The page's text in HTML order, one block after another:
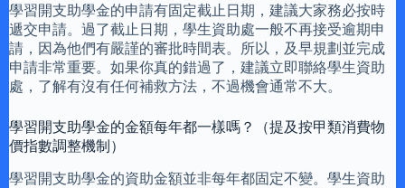
學習開支助學金的申請有固定截止日期，建議大家務必按時
遞交申請。過了截止日期，學生資助處一般不再接受逾期申
請，因為他們有嚴謹的審批時間表。所以，及早規劃並完成
申請非常重要。如果你真的錯過了，建議立即聯絡學生資助
處，了解有沒有任何補救方法，不過機會通常不大。
學習開支助學金的金額每年都一樣嗎？（提及按甲類消費物
價指數調整機制）
學習開支助學金的資助金額並非每年都固定不變。學生資助